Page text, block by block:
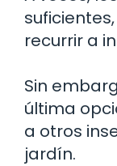
recurrir a
Sin
última
a otros
jardín.